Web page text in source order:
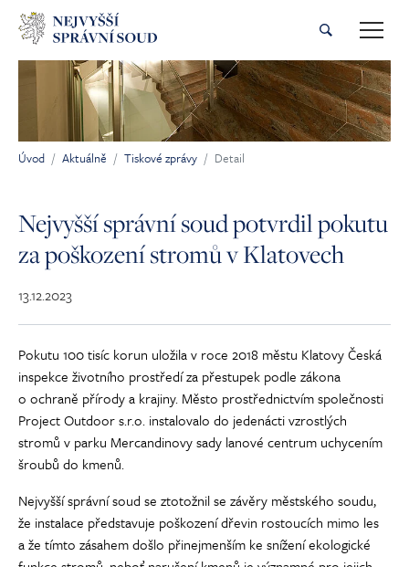
Přeskočit na hlavní obsah
Jsi tady:
Úvod Aktuálně Tiskové zprávy Detail
Nejvyšší správní soud potvrdil pokutu
za poškození stromů v Klatovech
13.12.2023
Pokutu 100 tisíc korun uložila v roce 2018 městu Klatovy Česká
inspekce životního prostředí za přestupek podle zákona
o ochraně přírody a krajiny. Město prostřednictvím společnosti
Project Outdoor s.r.o. instalovalo do jedenácti vzrostlých
stromů v parku Mercandinovy sady lanové centrum uchycením
šroubů do kmenů.
Nejvyšší správní soud se ztotožnil se závěry městského soudu,
že instalace představuje poškození dřevin rostoucích mimo les
a že tímto zásahem došlo přinejmenším ke snížení ekologické